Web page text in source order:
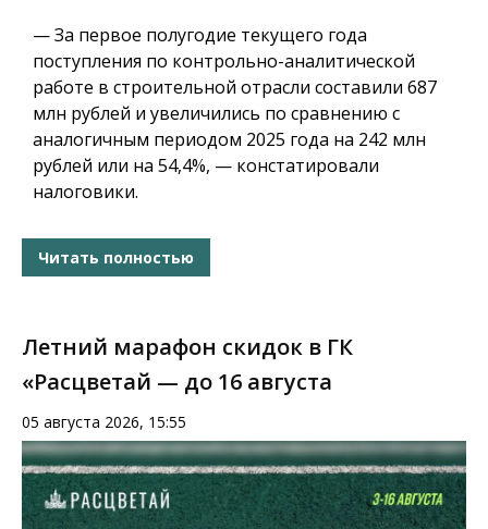
— За первое полугодие текущего года
поступления по контрольно-аналитической
работе в строительной отрасли составили 687
млн рублей и увеличились по сравнению с
аналогичным периодом 2025 года на 242 млн
рублей или на 54,4%, — констатировали
налоговики.
Читать полностью
Летний марафон скидок в ГК
«Расцветай — до 16 августа
05 августа 2026, 15:55